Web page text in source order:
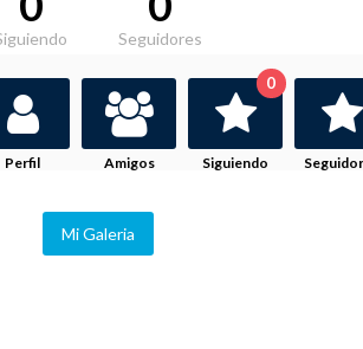
Seguidores
Perfil Amigos Siguiendo
0
Mi Galeria